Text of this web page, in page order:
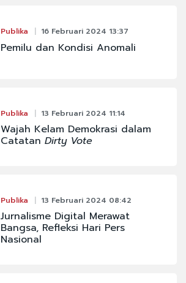
Publika 16 Februari 2024 13:37
Pemilu dan Kondisi Anomali
Publika 13 Februari 2024 11:14
Wajah Kelam Demokrasi dalam
Catatan Dirty Vote
Publika 13 Februari 2024 08:42
Jurnalisme Digital Merawat
Bangsa, Refleksi Hari Pers
Nasional